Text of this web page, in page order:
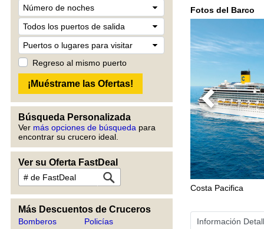
Regreso al mismo puerto
Búsqueda Personalizada
Ver más opciones de búsqueda para
encontrar su crucero ideal.
Ver su Oferta FastDeal
Más Descuentos de Cruceros
Bomberos
Policías
Fotos del Barco
Previous
Costa Pacifica
Información